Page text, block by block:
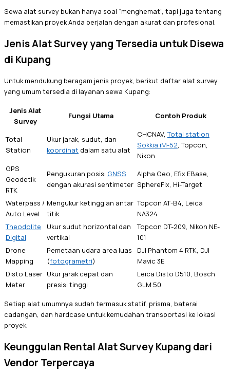
Sewa alat survey bukan hanya soal “menghemat”, tapi juga tentang
memastikan proyek Anda berjalan dengan akurat dan profesional.
Jenis Alat Survey yang Tersedia untuk Disewa
di Kupang
Untuk mendukung beragam jenis proyek, berikut daftar alat survey
yang umum tersedia di layanan sewa Kupang:
Jenis Alat
Survey
Fungsi Utama Contoh Produk
Total
Station
Ukur jarak, sudut, dan
koordinat dalam satu alat
CHCNAV,Total station
Sokkia iM-52, Topcon,
Nikon
GPS
Geodetik
RTK
Pengukuran posisi GNSS
dengan akurasi sentimeter
Alpha Geo, Efix EBase,
SphereFix, Hi-Target
Waterpass /
Auto Level
Mengukur ketinggian antar
titik
Topcon AT-B4, Leica
NA324
Theodolite
Digital
Ukur sudut horizontal dan
vertikal
Topcon DT-209, Nikon NE-
101
Drone
Mapping
Pemetaan udara area luas
(fotogrametri)
DJI Phantom 4 RTK, DJI
Mavic 3E
Disto Laser
Meter
Ukur jarak cepat dan
presisi tinggi
Leica Disto D510, Bosch
GLM 50
Setiap alat umumnya sudah termasuk statif, prisma, baterai
cadangan, dan hardcase untuk kemudahan transportasi ke lokasi
proyek.
Keunggulan Rental Alat Survey Kupang dari
Vendor Terpercaya